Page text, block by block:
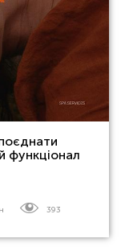
функціонал
393